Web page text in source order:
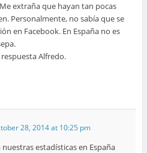
extraña que hayan tan pocas
Personalmente, no sabía que se
en Facebook. En España no es
Alfredo.
28, 2014 at 10:25 pm
estadísticas en España